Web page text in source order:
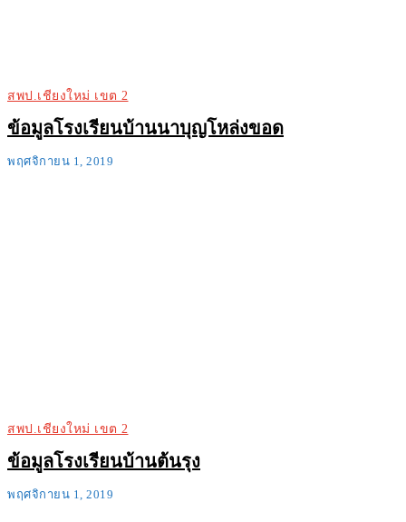
สพป.เชียงใหม่ เขต 2
ข้อมูลโรงเรียนบ้านนาบุญโหล่งขอด
พฤศจิกายน 1, 2019
สพป.เชียงใหม่ เขต 2
ข้อมูลโรงเรียนบ้านต้นรุง
พฤศจิกายน 1, 2019